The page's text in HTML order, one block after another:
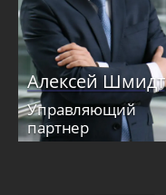
Алексей Шмидт
Управляющий
партнер